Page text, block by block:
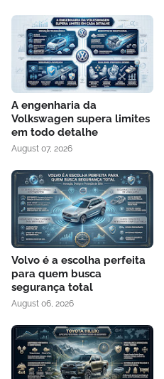
A engenharia da
Volkswagen supera limites
em todo detalhe
August 07, 2026
Volvo é a escolha perfeita
para quem busca
segurança total
August 06, 2026